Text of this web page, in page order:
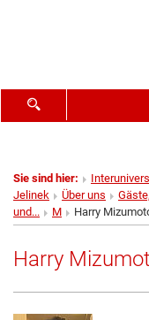
SUCHFORMULAR
Sie sind hier:
Jelinek
Über uns
und...
M Harry
Harry